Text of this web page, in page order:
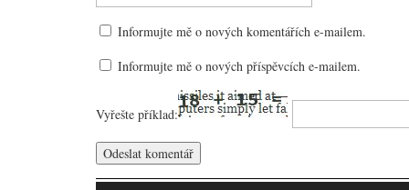
Informujte mě o nových komentářích e-mailem.
Informujte mě o nových příspěvcích e-mailem.
Vyřešte příklad: